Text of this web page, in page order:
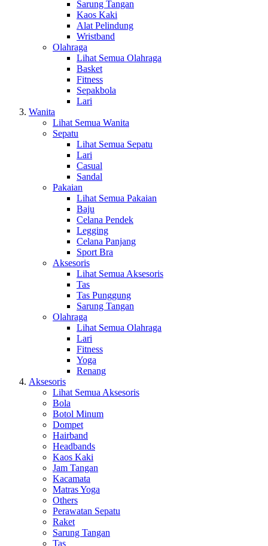
Sarung Tangan
Kaos Kaki
Alat Pelindung
Wristband
Olahraga
Lihat Semua Olahraga
Basket
Fitness
Sepakbola
Lari
Wanita
Lihat Semua Wanita
Sepatu
Lihat Semua Sepatu
Lari
Casual
Sandal
Pakaian
Lihat Semua Pakaian
Baju
Celana Pendek
Legging
Celana Panjang
Sport Bra
Aksesoris
Lihat Semua Aksesoris
Tas
Tas Punggung
Sarung Tangan
Olahraga
Lihat Semua Olahraga
Lari
Fitness
Yoga
Renang
Aksesoris
Lihat Semua Aksesoris
Bola
Botol Minum
Dompet
Hairband
Headbands
Kaos Kaki
Jam Tangan
Kacamata
Matras Yoga
Others
Perawatan Sepatu
Raket
Sarung Tangan
Tas